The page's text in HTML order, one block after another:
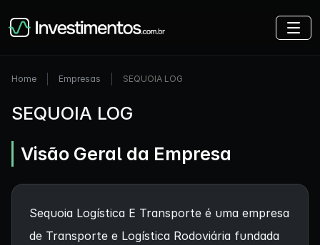
Home Empresas SEQUOIA LOG
SEQUOIA LOG
Visão Geral da Empresa
Sequoia Logística E Transporte é uma empresa
de Transporte e Logística Rodoviária fundada